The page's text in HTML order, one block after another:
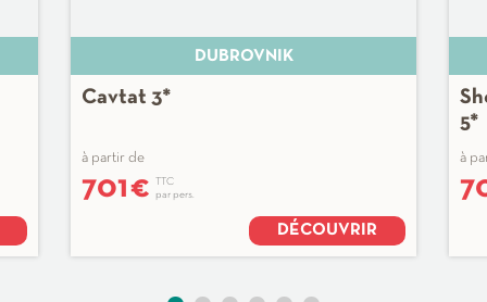
DUBROVNIK
Cavtat 3*
à partir de
701€
TTC
par pers.
DÉCOUVRIR
5*
à